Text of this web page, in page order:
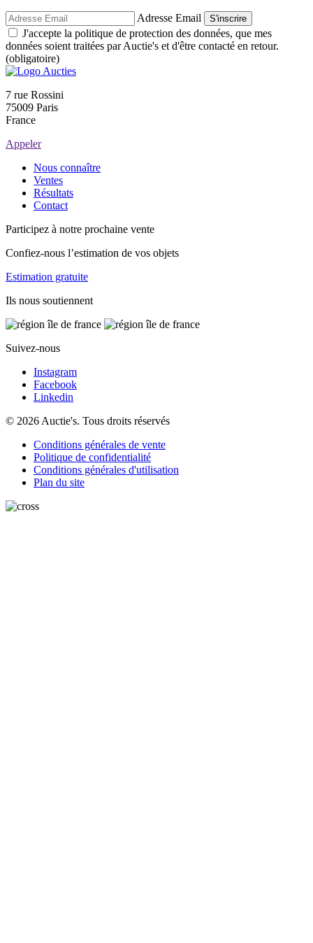
Adresse Email S'inscrire
J'accepte la politique de protection des données, que mes
données soient traitées par Auctie's et d'être contacté en retour.
(obligatoire)
7 rue Rossini
75009 Paris
France
Appeler
Nous connaître
Ventes
Résultats
Contact
Participez à notre prochaine vente
Confiez-nous l’estimation de vos objets
Estimation gratuite
Ils nous soutiennent
Suivez-nous
Instagram
Facebook
Linkedin
© 2026 Auctie's. Tous droits réservés
Conditions générales de vente
Politique de confidentialité
Conditions générales d'utilisation
Plan du site